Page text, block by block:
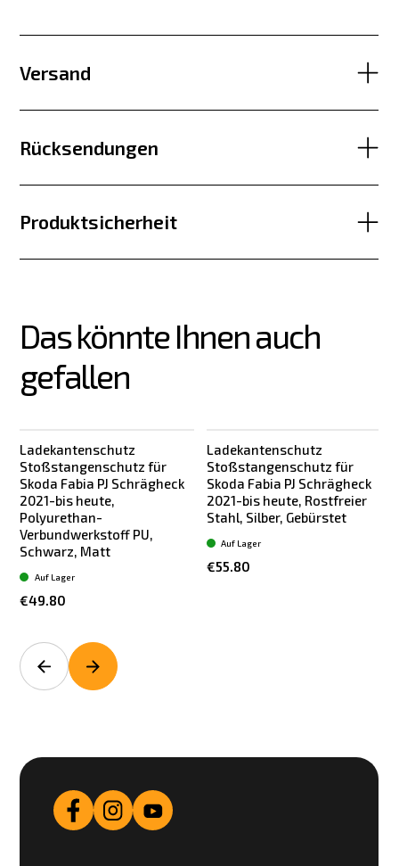
Versand
Rücksendungen
Produktsicherheit
Das könnte Ihnen auch
gefallen
Ladekantenschutz
Stoßstangenschutz für
Skoda Fabia PJ Schrägheck
2021-bis heute,
Polyurethan-
Verbundwerkstoff PU,
Schwarz, Matt
€49.80
Auf Lager
Ladekantenschutz
Stoßstangenschutz für
Skoda Fabia PJ Schrägheck
2021-bis heute, Rostfreier
Stahl, Silber, Gebürstet
€55.80
Auf Lager